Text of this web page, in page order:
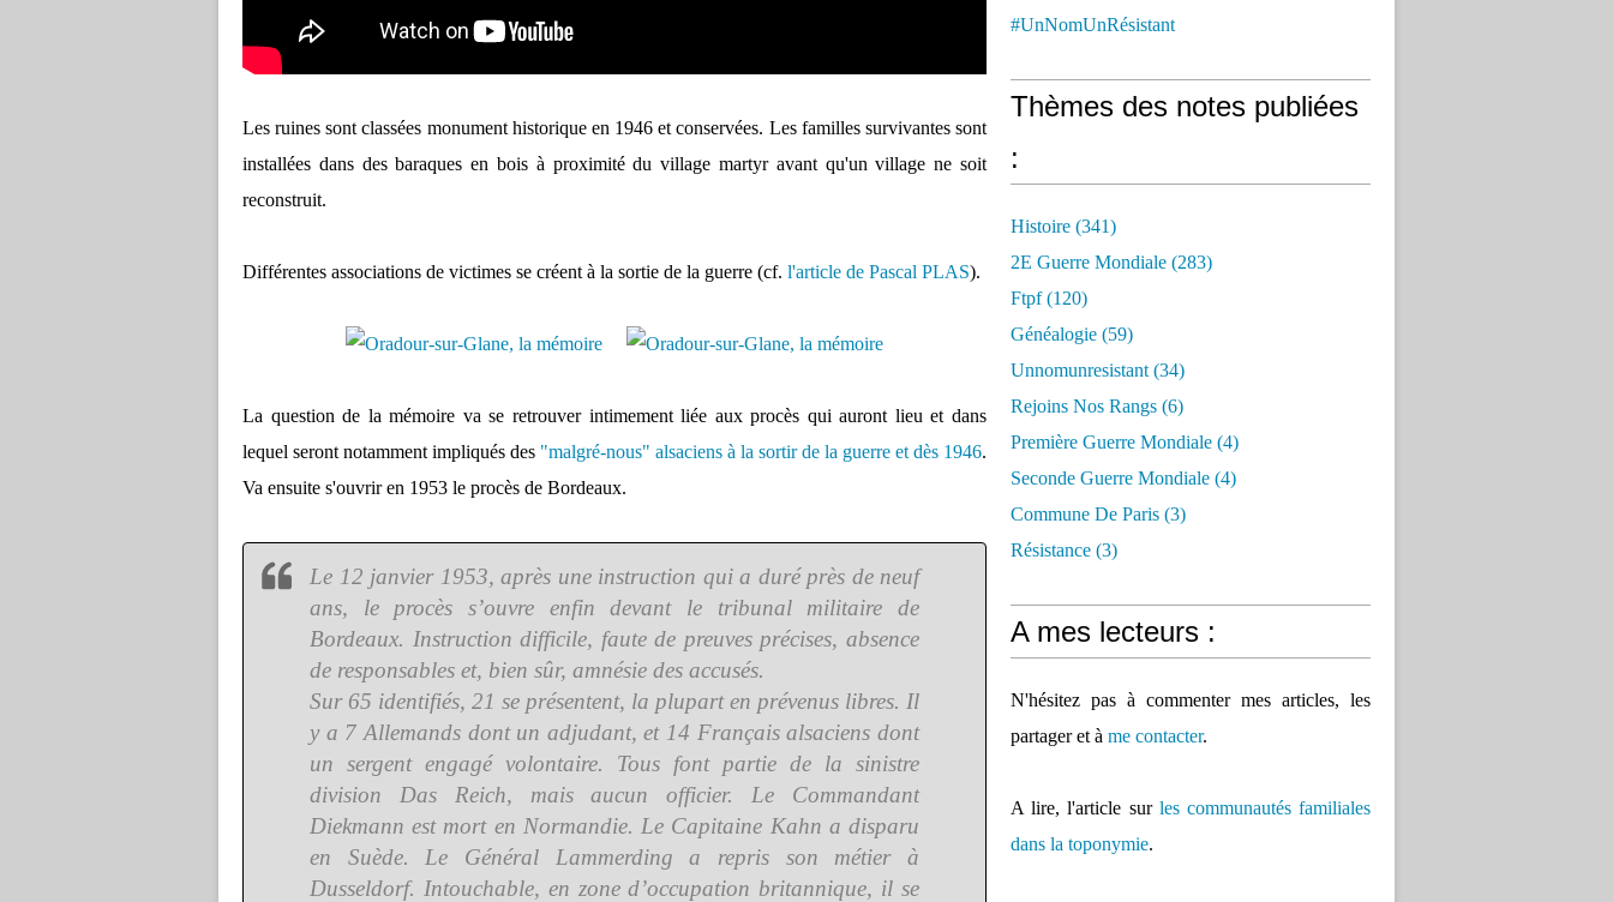
Les ruines sont classées monument historique en 1946 et conservées. Les familles survivantes sont
installées dans des baraques en bois à proximité du village martyr avant qu'un village ne soit
reconstruit.
Différentes associations de victimes se créent à la sortie de la guerre (cf. l'article de Pascal PLAS).
La question de la mémoire va se retrouver intimement liée aux procès qui auront lieu et dans
lequel seront notamment impliqués des "malgré-nous" alsaciens à la sortir de la guerre et dès 1946.
Va ensuite s'ouvrir en 1953 le procès de Bordeaux.
Le 12 janvier 1953, après une instruction qui a duré près de neuf
ans, le procès s’ouvre enfin devant le tribunal militaire de
Bordeaux. Instruction difficile, faute de preuves précises, absence
de responsables et, bien sûr, amnésie des accusés.
Sur 65 identifiés, 21 se présentent, la plupart en prévenus libres. Il
y a 7 Allemands dont un adjudant, et 14 Français alsaciens dont
un sergent engagé volontaire. Tous font partie de la sinistre
division Das Reich, mais aucun officier. Le Commandant
Diekmann est mort en Normandie. Le Capitaine Kahn a disparu
en Suède. Le Général Lammerding a repris son métier à
Dusseldorf. Intouchable, en zone d’occupation britannique, il se
#UnNomUnRésistant
Thèmes des notes publiées
:
Histoire (341)
2E Guerre Mondiale (283)
Ftpf (120)
Généalogie (59)
Unnomunresistant (34)
Rejoins Nos Rangs (6)
Première Guerre Mondiale (4)
Seconde Guerre Mondiale (4)
Commune De Paris (3)
Résistance (3)
A mes lecteurs :
N'hésitez pas à commenter mes articles, les
partager et à me contacter.
A lire, l'article sur les communautés familiales
dans la toponymie.